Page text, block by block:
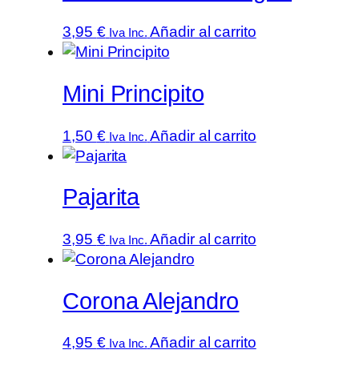
3,95 € Iva Inc. Añadir al carrito
Mini Principito
1,50 € Iva Inc. Añadir al carrito
Pajarita
3,95 € Iva Inc. Añadir al carrito
Corona Alejandro
4,95 € Iva Inc. Añadir al carrito